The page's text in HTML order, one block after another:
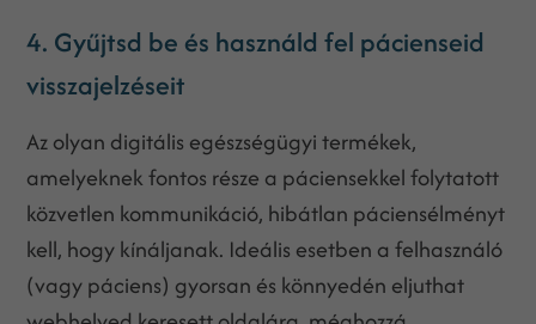
4. Gyűjtsd be és használd fel pácienseid
visszajelzéseit
Az olyan digitális egészségügyi termékek,
amelyeknek fontos része a páciensekkel folytatott
közvetlen kommunikáció, hibátlan páciensélményt
kell, hogy kínáljanak. Ideális esetben a felhasználó
(vagy páciens) gyorsan és könnyedén eljuthat